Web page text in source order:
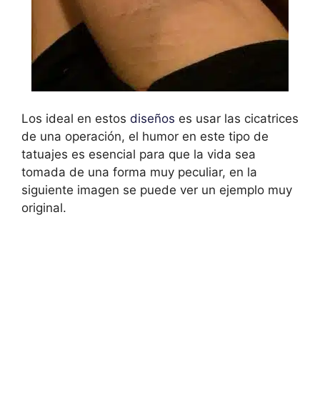
Los ideal en estos diseños es usar las cicatrices
de una operación, el humor en este tipo de
tatuajes es esencial para que la vida sea
tomada de una forma muy peculiar, en la
siguiente imagen se puede ver un ejemplo muy
original.